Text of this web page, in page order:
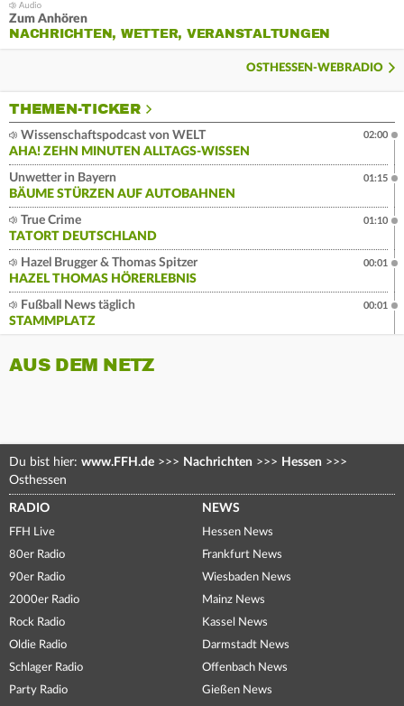
Zum Anhören
NACHRICHTEN, WETTER, VERANSTALTUNGEN
OSTHESSEN-WEBRADIO
THEMEN-TICKER
Wissenschaftspodcast von WELT
AHA! ZEHN MINUTEN ALLTAGS-WISSEN
02:00
Unwetter in Bayern
BÄUME STÜRZEN AUF AUTOBAHNEN
01:15
True Crime
TATORT DEUTSCHLAND
01:10
Hazel Brugger & Thomas Spitzer
HAZEL THOMAS HÖRERLEBNIS
00:01
Fußball News täglich
STAMMPLATZ
00:01
AUS DEM NETZ
Du bist hier: www.FFH.de >>> Nachrichten >>> Hessen >>>
Osthessen
RADIO
FFH Live
80er Radio
90er Radio
2000er Radio
Rock Radio
Oldie Radio
Schlager Radio
Party Radio
NEWS
Hessen News
Frankfurt News
Wiesbaden News
Mainz News
Kassel News
Darmstadt News
Offenbach News
Gießen News